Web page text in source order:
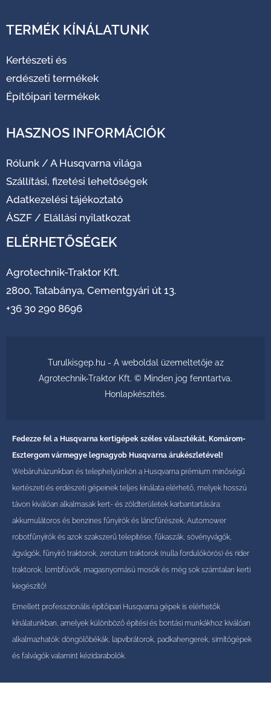
TERMÉK KÍNÁLATUNK
Kertészeti és
erdészeti termékek
Építőipari termékek
HASZNOS INFORMÁCIÓK
Rólunk / A Husqvarna világa
Szállítási, fizetési lehetőségek
Adatkezelési tájékoztató
ÁSZF / Elállási nyilatkozat
ELÉRHETŐSÉGEK
Agrotechnik-Traktor Kft.
2800, Tatabánya, Cementgyári út 13.
+36 30 290 8696
Turulkisgep.hu - A weboldal üzemeltetője az
Agrotechnik-Traktor Kft. © Minden jog fenntartva.
Honlapkészítés.
Fedezze fel a Husqvarna kertigépek széles választékát, Komárom-
Esztergom vármegye legnagyob Husqvarna árukészletével!
Webáruházunkban és telephelyünkön a Husqvarna prémium minőségű
kertészeti és erdészeti gépeinek teljes kínálata elérhető, melyek hosszú
távon kiválóan alkalmasak kert- és zöldterületek karbantartására:
akkumulátoros és benzines fűnyírók és láncfűrészek, Automower
robotfűnyírók és azok szakszerű telepítése, fűkaszák, sövényvágók,
ágvágók, fűnyíró traktorok, zeroturn traktorok (nulla fordulókörös) és rider
traktorok, lombfúvók, magasnyomású mosók és még sok számtalan kerti
kiegészítő!
Emellett professzionális építőipari Husqvarna gépek is elérhetők
kínálatunkban, amelyek különböző építési és bontási munkákhoz kiválóan
alkalmazhatók: döngölőbékák, lapvibrátorok, padkahengerek, simítógépek
és falvágók valamint kézidarabolók.